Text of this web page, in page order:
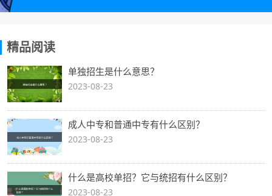
精品阅读
单独招生是什么意思？
2023-08-23
成人中专和普通中专有什么区别？
2023-08-23
什么是高校单招？它与统招有什么区别？
2023-08-23